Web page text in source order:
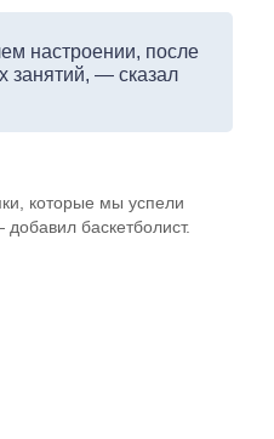
настроении, после
занятий, — сказал
которые мы успели
баскетболист.